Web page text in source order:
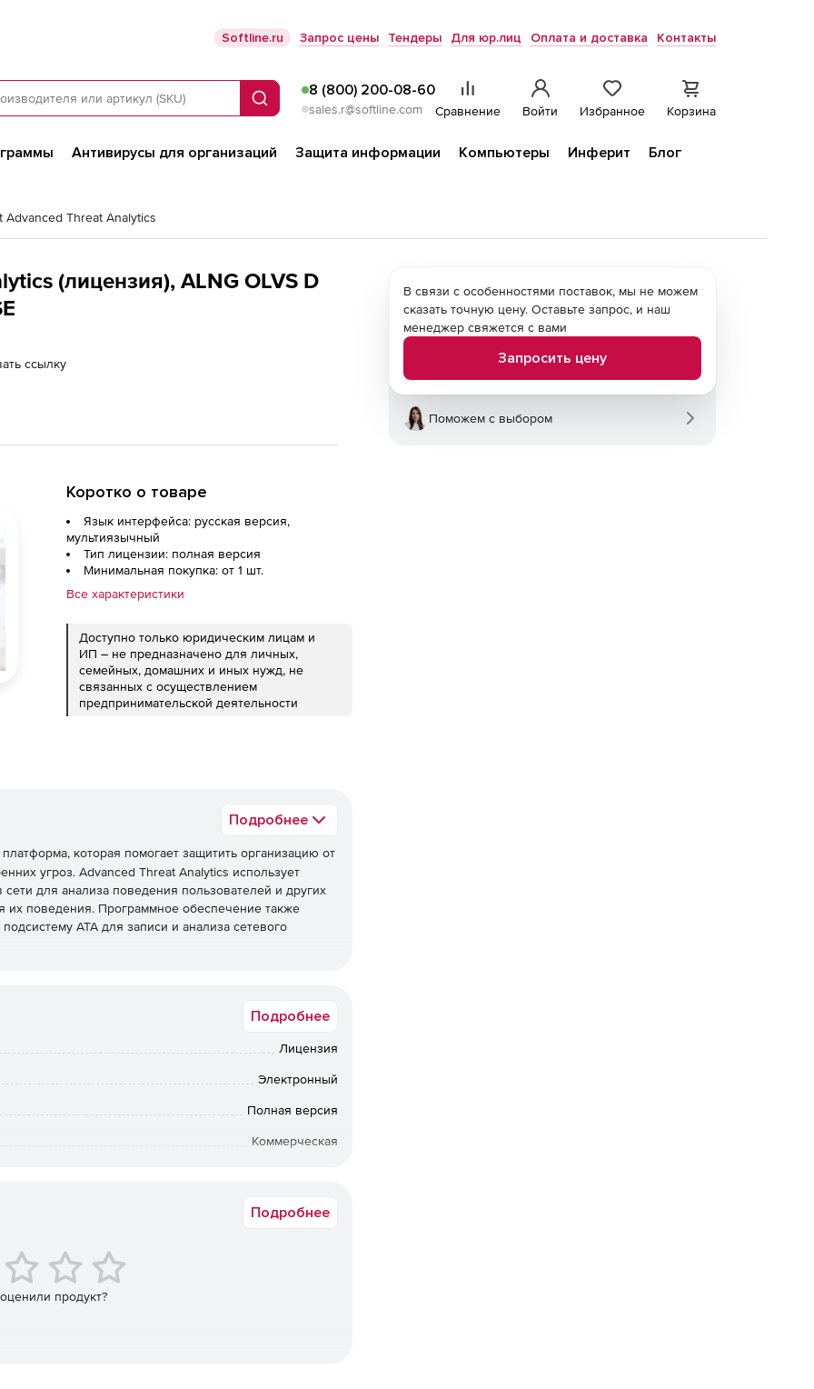
Softline.ru Запрос цены Тендеры Для юр.лиц Оплата и доставка Контакты
Поиск
8 (800) 200-08-60
sales.r@softline.com Сравнение Войти Избранное Корзина
Антивирусы для организаций Защита информации Компьютеры Инферит
Блог
Advanced Threat Analytics
(лицензия), ALNG OLVS D
ссылку
Коротко о товаре
Язык интерфейса: русская версия,
мультиязычный
Тип лицензии: полная версия
Минимальная покупка: от 1 шт.
Все характеристики
Доступно только юридическим лицам и
ИП – не предназначено для личных,
семейных, домашних и иных нужд, не
связанных с осуществлением
предпринимательской деятельности
Подробнее
которая помогает защитить организацию от
угроз. Advanced Threat Analytics использует
для анализа поведения пользователей и других
их поведения. Программное обеспечение также
ATA для записи и анализа сетевого
угрозы. Не нужно создавать правила, настраивать
меняющемуся характеру пользователей и бизнеса.
шкала атак помогает получить полное и удобное
Оповещения поступают только после
последующие действия. Пользователи получают
последствий всех подозрительных действий.
Подробнее
Лицензия
Электронный
Полная версия
Коммерческая
Подробнее
продукт?
В связи с особенностями поставок, мы не можем
сказать точную цену. Оставьте запрос, и наш
менеджер свяжется с вами
Запросить цену
Поможем с выбором